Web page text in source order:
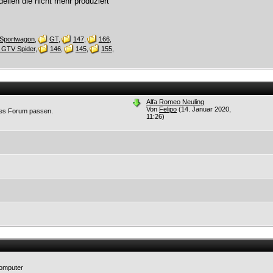
GT 147
166
Spider
146 145 155
Forum passen.
Alfa Romeo Neuling
Von Felipo (14. Januar 2020,
11:26)